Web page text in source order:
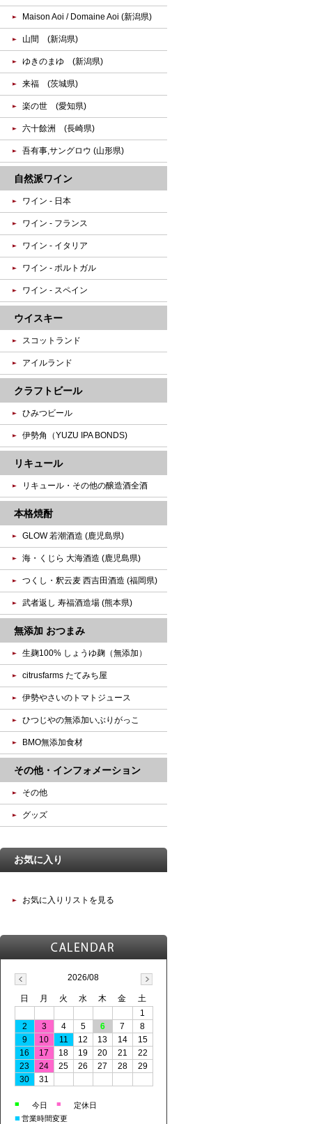
Maison Aoi / Domaine Aoi (新潟県)
山間 (新潟県)
ゆきのまゆ (新潟県)
来福 (茨城県)
楽の世 (愛知県)
六十餘洲 (長崎県)
吾有事,サングロウ (山形県)
自然派ワイン
ワイン - 日本
ワイン - フランス
ワイン - イタリア
ワイン - ポルトガル
ワイン - スペイン
ウイスキー
スコットランド
アイルランド
クラフトビール
ひみつビール
伊勢角（YUZU IPA BONDS)
リキュール
リキュール・その他の醸造酒全酒
本格焼酎
GLOW 若潮酒造 (鹿児島県)
海・くじら 大海酒造 (鹿児島県)
つくし・釈云麦 西吉田酒造 (福岡県)
武者返し 寿福酒造場 (熊本県)
無添加 おつまみ
生麹100% しょうゆ麹（無添加）
citrusfarms たてみち屋
伊勢やさいのトマトジュース
ひつじやの無添加いぶりがっこ
BMO無添加食材
その他・インフォメーション
その他
グッズ
お気に入り
お気に入りリストを見る
2026/08
日 月 火 水 木 金
土
1
2
3 4 5 6 7
8
9
10 11 12 13 14
15
16
17 18 19 20 21
22
23
24 25 26 27 28
29
30
31
■ 今日 ■ 定休日
■ 営業時間変更